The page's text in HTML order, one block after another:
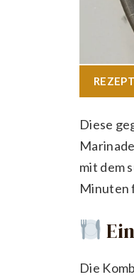
REZEPT
Diese
mit dem
Minuten
Die